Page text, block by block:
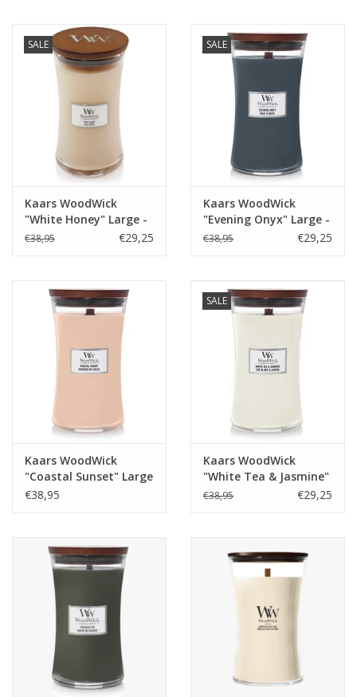
Merken
SALE
Kaars WoodWick
"White Honey" Large -
WoodWick
€38,95 €29,25
SALE
Kaars WoodWick
"Evening Onyx" Large -
WoodWick
€38,95 €29,25
Kaars WoodWick
"Coastal Sunset" Large
- WoodWick
€38,95
SALE
Kaars WoodWick
"White Tea & Jasmine"
Large - WoodWick
€38,95 €29,25